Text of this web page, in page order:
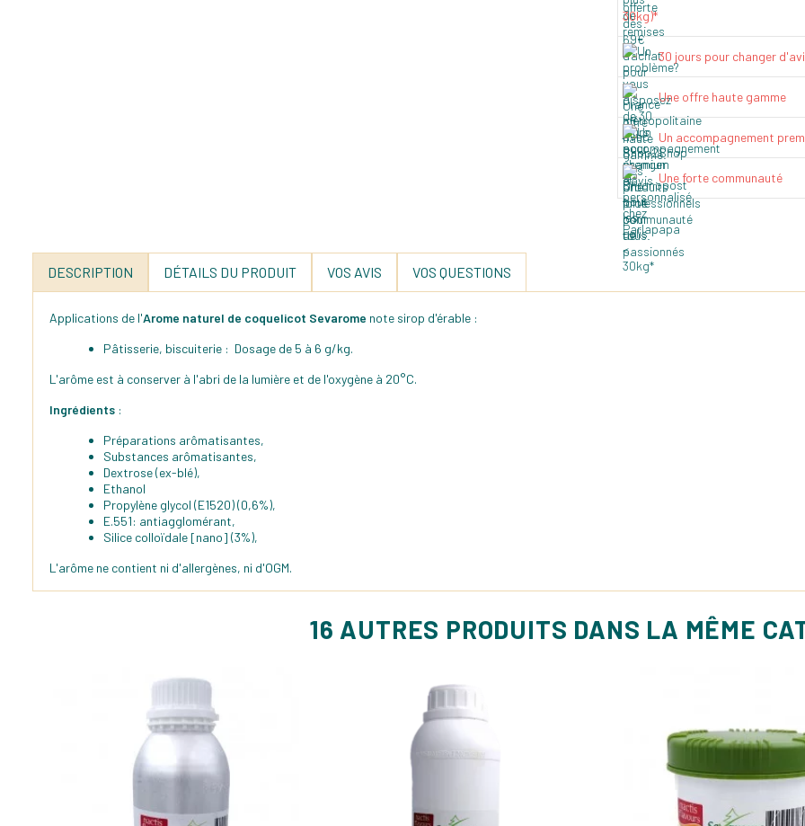
30kg)*
30 jours pour changer
Une offre haute gamme
Un accompagnement
Une forte communauté
DESCRIPTION DÉTAILS DU PRODUIT VOS AVIS VOS QUESTIONS
Applications de l'Arome naturel de coquelicot Sevarome note sirop d'érable :
Pâtisserie, biscuiterie : Dosage de 5 à 6 g/kg.
L'arôme est à conserver à l'abri de la lumière et de l'oxygène à 20°C.
Ingrédients :
Préparations arômatisantes,
Substances arômatisantes,
Dextrose (ex-blé),
Ethanol
Propylène glycol (E1520) (0,6%),
E.551: antiagglomérant,
Silice colloïdale [nano] (3%),
L'arôme ne contient ni d'allergènes, ni d'OGM.
16 AUTRES PRODUITS DANS LA MÊME